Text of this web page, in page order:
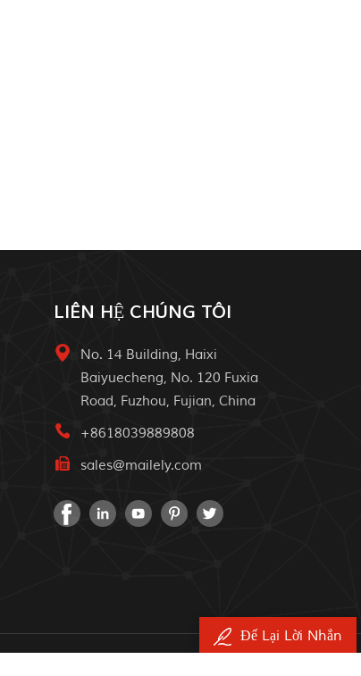
LIÊN HỆ CHÚNG TÔI
No. 14 Building, Haixi
Baiyuecheng, No. 120 Fuxia
Road, Fuzhou, Fujian, China
+8618039889808
sales@mailely.com
Để Lại Lời Nhắn